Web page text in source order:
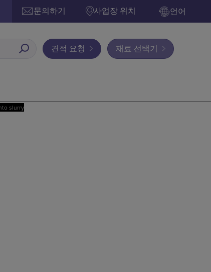
문의하기 사업장 위치 언어
견적 요청 재료 선택기